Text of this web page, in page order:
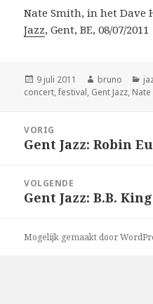
Nate Smith, in het
Jazz, Gent, BE, 08/07/2011
Geplaatst
op
9 juli 2011 Auteur
bruno
concert,festival, Gent Jazz, Nate
navigatie
VORIG
Vorig
Gent Jazz: Robin
VOLGENDE
Volgend
Gent Jazz: B.B.
Mogelijk gemaakt door